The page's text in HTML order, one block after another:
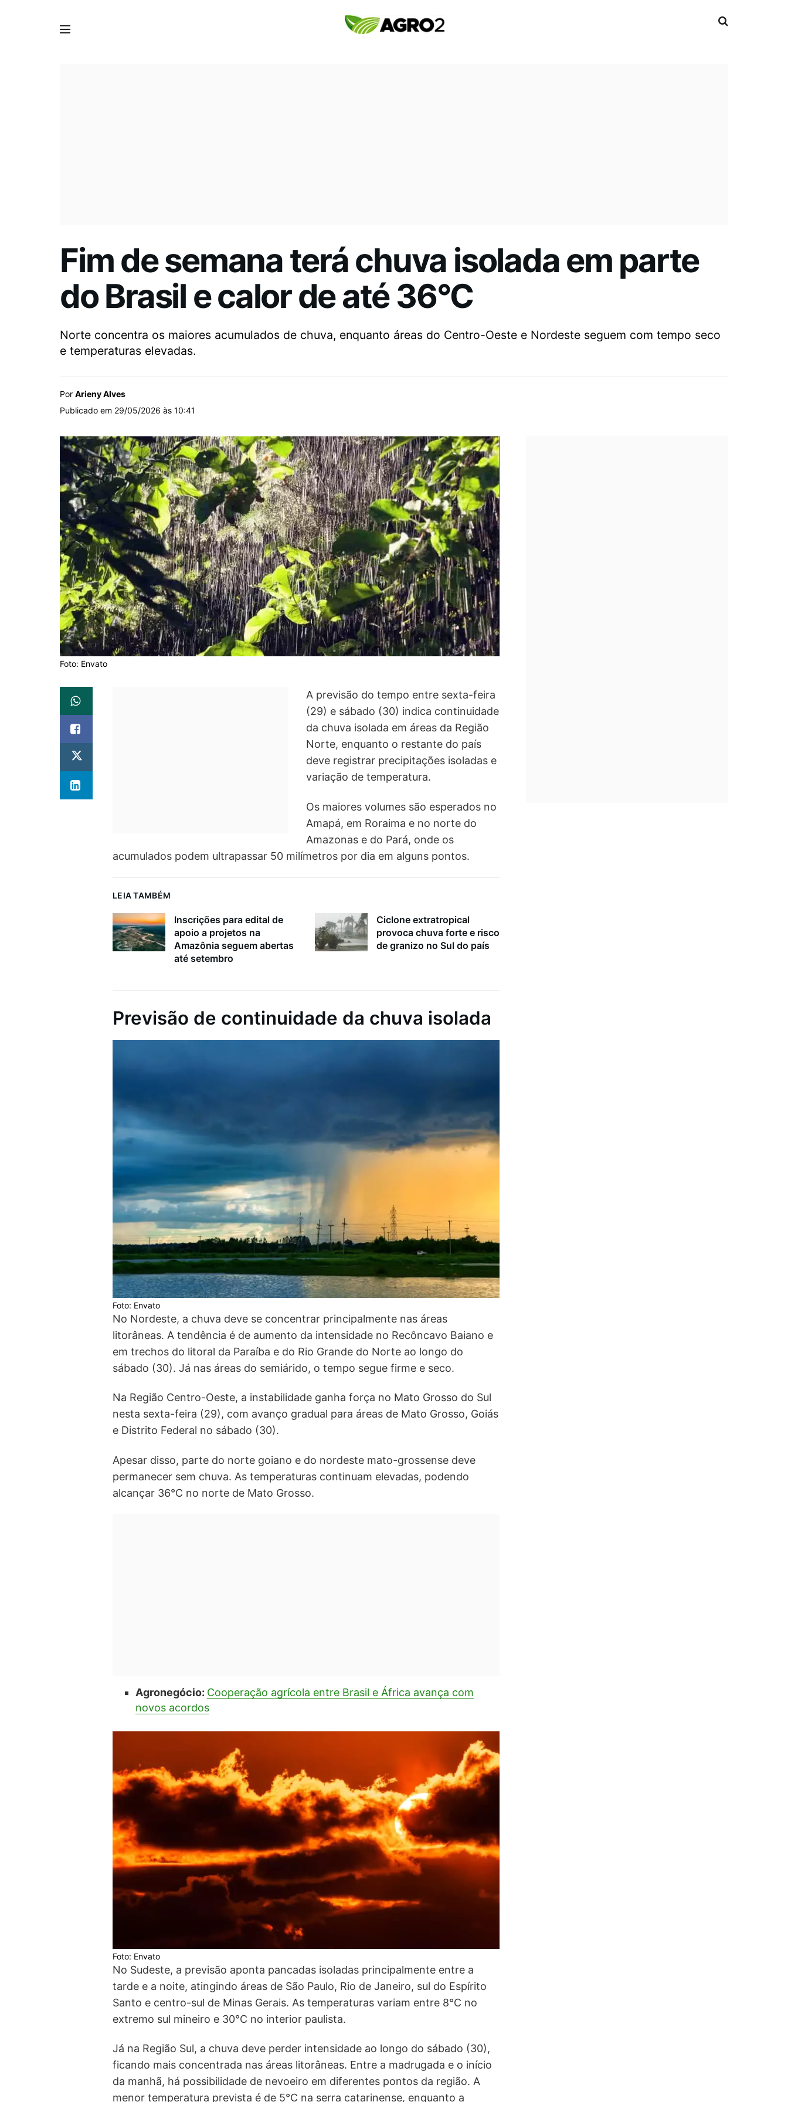
Fim de semana terá chuva isolada em parte
do Brasil e calor de até 36°C
Norte concentra os maiores acumulados de chuva, enquanto áreas do Centro-Oeste e Nordeste seguem com tempo seco
e temperaturas elevadas.
Por Arieny Alves
Publicado em 29/05/2026 às 10:41
Foto: Envato
A previsão do tempo entre sexta-feira
(29) e sábado (30) indica continuidade
da chuva isolada em áreas da Região
Norte, enquanto o restante do país
deve registrar precipitações isoladas e
variação de temperatura.
Os maiores volumes são esperados no
Amapá, em Roraima e no norte do
Amazonas e do Pará, onde os
acumulados podem ultrapassar 50 milímetros por dia em alguns pontos.
LEIA TAMBÉM
Inscrições para edital de
apoio a projetos na
Amazônia seguem abertas
até setembro
Ciclone extratropical
provoca chuva forte e risco
de granizo no Sul do país
Previsão de continuidade da chuva isolada
Foto: Envato
No Nordeste, a chuva deve se concentrar principalmente nas áreas
litorâneas. A tendência é de aumento da intensidade no Recôncavo Baiano e
em trechos do litoral da Paraíba e do Rio Grande do Norte ao longo do
sábado (30). Já nas áreas do semiárido, o tempo segue firme e seco.
Na Região Centro-Oeste, a instabilidade ganha força no Mato Grosso do Sul
nesta sexta-feira (29), com avanço gradual para áreas de Mato Grosso, Goiás
e Distrito Federal no sábado (30).
Apesar disso, parte do norte goiano e do nordeste mato-grossense deve
permanecer sem chuva. As temperaturas continuam elevadas, podendo
alcançar 36°C no norte de Mato Grosso.
Agronegócio: Cooperação agrícola entre Brasil e África avança com
novos acordos
Foto: Envato
No Sudeste, a previsão aponta pancadas isoladas principalmente entre a
tarde e a noite, atingindo áreas de São Paulo, Rio de Janeiro, sul do Espírito
Santo e centro-sul de Minas Gerais. As temperaturas variam entre 8°C no
extremo sul mineiro e 30°C no interior paulista.
Já na Região Sul, a chuva deve perder intensidade ao longo do sábado (30),
ficando mais concentrada nas áreas litorâneas. Entre a madrugada e o início
da manhã, há possibilidade de nevoeiro em diferentes pontos da região. A
menor temperatura prevista é de 5°C na serra catarinense, enquanto a